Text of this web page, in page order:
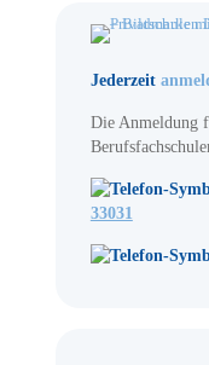
Jederzeit
Die Anmeldung
33031